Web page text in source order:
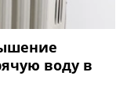
воду в